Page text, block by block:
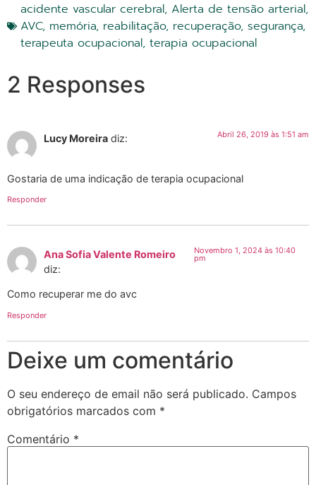
acidente vascular cerebral, Alerta de tensão arterial,
AVC, memória, reabilitação, recuperação, segurança,
terapeuta ocupacional, terapia ocupacional
2 Responses
Lucy Moreira diz: Abril 26, 2019 às 1:51 am
Gostaria de uma indicação de terapia ocupacional
Responder
Ana Sofia Valente Romeiro
diz:
Novembro 1, 2024 às 10:40
pm
Como recuperar me do avc
Responder
Deixe um comentário
O seu endereço de email não será publicado. Campos
obrigatórios marcados com *
Comentário *